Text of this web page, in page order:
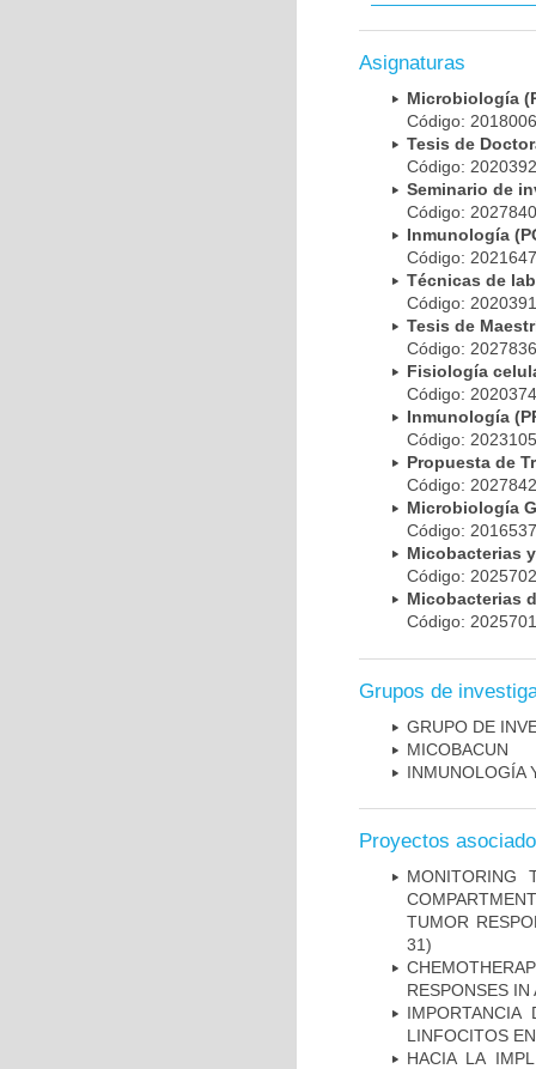
Asignaturas
Microbiología
Código:
Tesis de
Código:
Seminario de
Código:
Inmunología
Código:
Técnicas de
Código:
Tesis de
Código:
Fisiología
Código:
Inmunología
Código:
Propuesta de
Código:
Microbiología
Código:
Micobacterias
Código:
Micobacterias
Código:
Grupos de
GRUPO DE
MICOBAC­UN
INMUNOLOGÍA
Proyectos
MONITORING
TUMOR
31)
RESPONSES IN
LINFOCITOS
HACIA LA